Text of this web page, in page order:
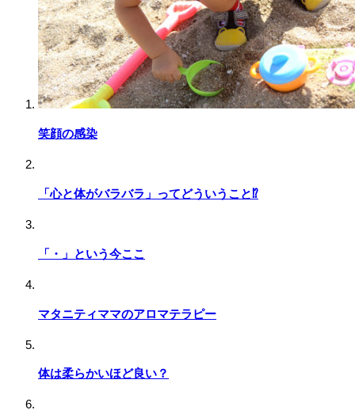
笑顔の感染
「心と体がバラバラ」ってどういうこと⁉️
「・」という今ここ
マタニティママのアロマテラピー
体は柔らかいほど良い？